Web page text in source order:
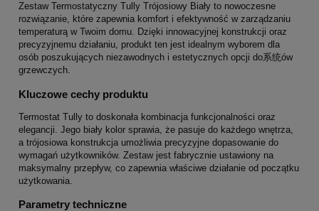
Zestaw Termostatyczny Tully Trójosiowy Biały to nowoczesne
rozwiązanie, które zapewnia komfort i efektywność w zarządzaniu
temperaturą w Twoim domu. Dzięki innowacyjnej konstrukcji oraz
precyzyjnemu działaniu, produkt ten jest idealnym wyborem dla
osób poszukujących niezawodnych i estetycznych opcji do系统ów
grzewczych.
Kluczowe cechy produktu
Termostat Tully to doskonała kombinacja funkcjonalności oraz
elegancji. Jego biały kolor sprawia, że pasuje do każdego wnętrza,
a trójosiowa konstrukcja umożliwia precyzyjne dopasowanie do
wymagań użytkowników. Zestaw jest fabrycznie ustawiony na
maksymalny przepływ, co zapewnia właściwe działanie od początku
użytkowania.
Parametry techniczne